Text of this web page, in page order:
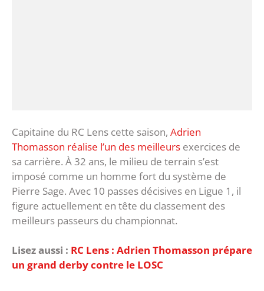
Capitaine du RC Lens cette saison, Adrien
Thomasson réalise l’un des meilleurs exercices de
sa carrière. À 32 ans, le milieu de terrain s’est
imposé comme un homme fort du système de
Pierre Sage. Avec 10 passes décisives en Ligue 1, il
figure actuellement en tête du classement des
meilleurs passeurs du championnat.
Lisez aussi : RC Lens : Adrien Thomasson prépare
un grand derby contre le LOSC